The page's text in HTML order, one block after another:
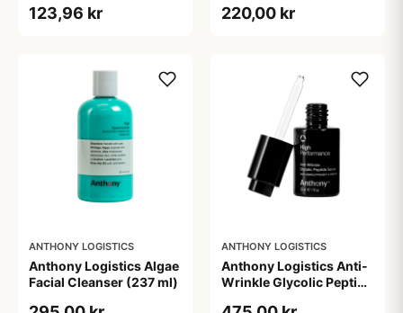
123,96 kr 220,00 kr
ANTHONY LOGISTICS
Anthony Logistics Algae
Facial Cleanser (237 ml)
ANTHONY LOGISTICS
Anthony Logistics Anti-
Wrinkle Glycolic Peptide